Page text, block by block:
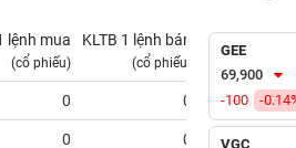
lệnh mua
(cổ phiếu)
KLTB 1 lệnh bán
(cổ phiếu)
0 0 0.00
0 0
GEE
69,900
-100
-
VGC